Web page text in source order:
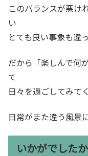
このバランスが悪け
い
とても良い事象も違
だから「楽しんで何
て
日々を過ごしてみて
日常がまた違う風景
いかがでしたか